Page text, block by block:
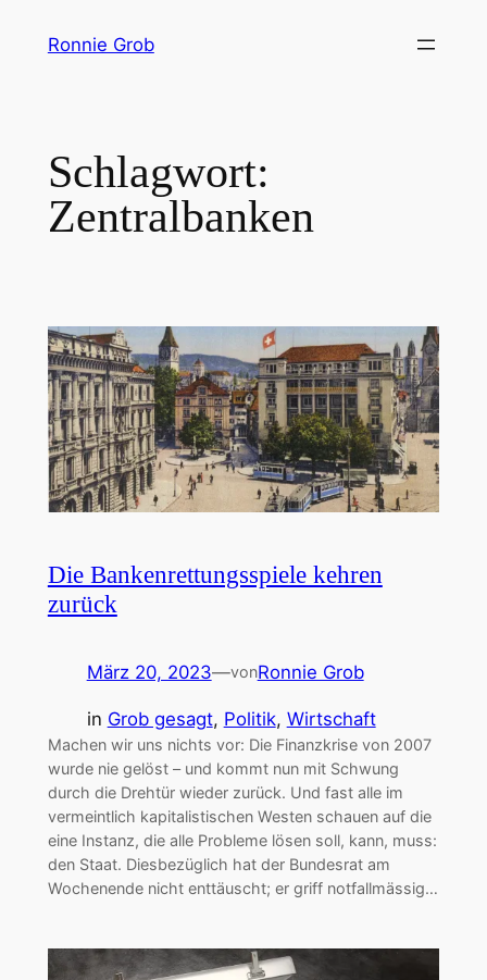
InhaltRonnie Grob
Schlagwort:
Zentralbanken
Die Bankenrettungsspiele kehren
zurück
März 20, 2023—vonRonnie Grob
in Grob gesagt, Politik, Wirtschaft
Machen wir uns nichts vor: Die Finanzkrise von 2007
wurde nie gelöst – und kommt nun mit Schwung
durch die Drehtür wieder zurück. Und fast alle im
vermeintlich kapitalistischen Westen schauen auf die
eine Instanz, die alle Probleme lösen soll, kann, muss:
den Staat. Diesbezüglich hat der Bundesrat am
Wochenende nicht enttäuscht; er griff notfallmässig…